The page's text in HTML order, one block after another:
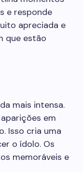
e responde
apreciada e
que estão
mais intensa.
em
Isso cria uma
o ídolo. Os
memoráveis e